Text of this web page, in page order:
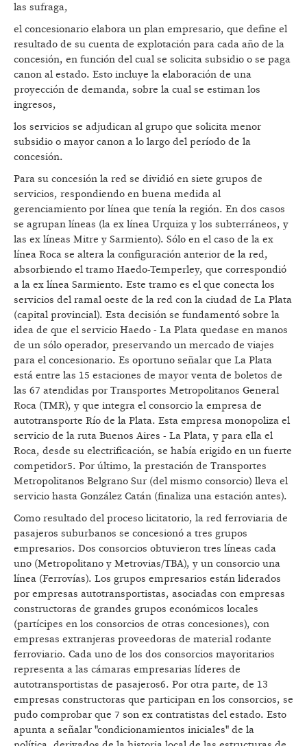
las sufraga,
el concesionario elabora un plan empresario, que define el
resultado de su cuenta de explotación para cada año de la
concesión, en función del cual se solicita subsidio o se paga
canon al estado. Esto incluye la elaboración de una
proyección de demanda, sobre la cual se estiman los
ingresos,
los servicios se adjudican al grupo que solicita menor
subsidio o mayor canon a lo largo del período de la
concesión.
Para su concesión la red se dividió en siete grupos de
servicios, respondiendo en buena medida al
gerenciamiento por línea que tenía la región. En dos casos
se agrupan líneas (la ex línea Urquiza y los subterráneos, y
las ex líneas Mitre y Sarmiento). Sólo en el caso de la ex
línea Roca se altera la configuración anterior de la red,
absorbiendo el tramo Haedo-Temperley, que correspondió
a la ex línea Sarmiento. Este tramo es el que conecta los
servicios del ramal oeste de la red con la ciudad de La Plata
(capital provincial). Esta decisión se fundamentó sobre la
idea de que el servicio Haedo - La Plata quedase en manos
de un sólo operador, preservando un mercado de viajes
para el concesionario. Es oportuno señalar que La Plata
está entre las 15 estaciones de mayor venta de boletos de
las 67 atendidas por Transportes Metropolitanos General
Roca (TMR), y que integra el consorcio la empresa de
autotransporte Río de la Plata. Esta empresa monopoliza el
servicio de la ruta Buenos Aires - La Plata, y para ella el
Roca, desde su electrificación, se había erigido en un fuerte
competidor5. Por último, la prestación de Transportes
Metropolitanos Belgrano Sur (del mismo consorcio) lleva el
servicio hasta González Catán (finaliza una estación antes).
Como resultado del proceso licitatorio, la red ferroviaria de
pasajeros suburbanos se concesionó a tres grupos
empresarios. Dos consorcios obtuvieron tres líneas cada
uno (Metropolitano y Metrovias/TBA), y un consorcio una
línea (Ferrovías). Los grupos empresarios están liderados
por empresas autotransportistas, asociadas con empresas
constructoras de grandes grupos económicos locales
(partícipes en los consorcios de otras concesiones), con
empresas extranjeras proveedoras de material rodante
ferroviario. Cada uno de los dos consorcios mayoritarios
representa a las cámaras empresarias líderes de
autotransportistas de pasajeros6. Por otra parte, de 13
empresas constructoras que participan en los consorcios, se
pudo comprobar que 7 son ex contratistas del estado. Esto
apunta a señalar "condicionamientos iniciales" de la